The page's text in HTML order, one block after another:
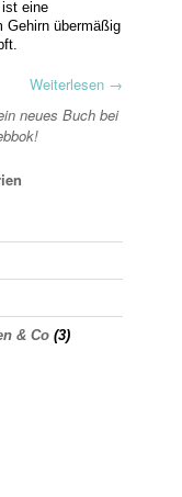
eine
Gehirn übermäßig
Weiterlesen →
& Co (3)